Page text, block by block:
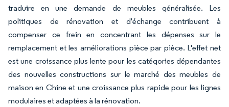
traduire en une demande de meubles généralisée. Les
politiques de rénovation et d'échange contribuent à
compenser ce frein en concentrant les dépenses sur le
remplacement et les améliorations pièce par pièce. L'effet net
est une croissance plus lente pour les catégories dépendantes
des nouvelles constructions sur le marché des meubles de
maison en Chine et une croissance plus rapide pour les lignes
modulaires et adaptées à la rénovation.